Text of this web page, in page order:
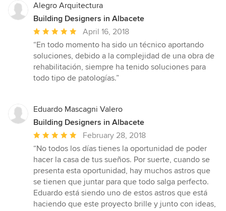
stars
Alegro Arquitectura
Building Designers in Albacete
Average
rating:
5
out
of
April 16, 2018
“En todo momento ha sido un técnico aportando
soluciones, debido a la complejidad de una obra de
rehabilitación, siempre ha tenido soluciones para
todo tipo de patologías.”
Eduardo Mascagni Valero
Building Designers in Albacete
Average
rating:
5
out
of
5
stars
February 28, 2018
“No todos los días tienes la oportunidad de poder
hacer la casa de tus sueños. Por suerte, cuando se
presenta esta oportunidad, hay muchos astros que
se tienen que juntar para que todo salga perfecto.
Eduardo está siendo uno de estos astros que está
haciendo que este proyecto brille y junto con ideas,